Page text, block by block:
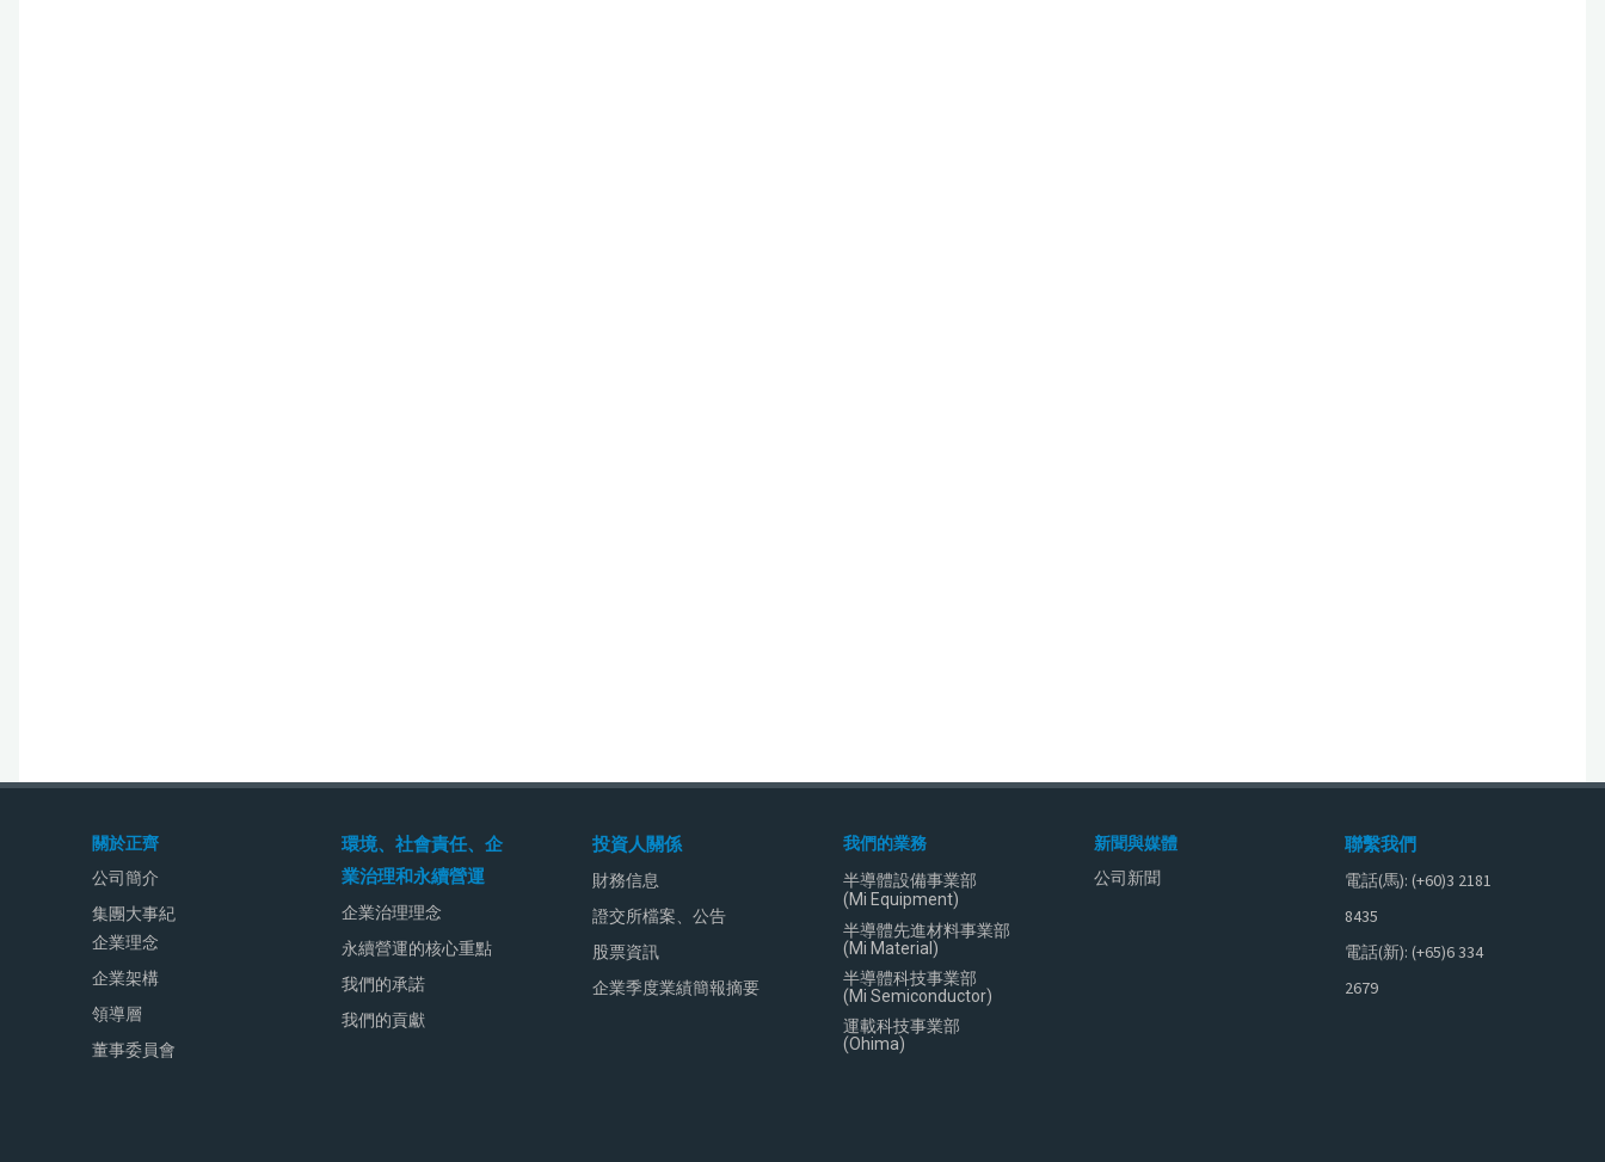
關於正齊
公司簡介
集團大事紀
企業理念
企業架構
領導層
董事委員會
環境、社會責任、企
業治理和永續營運
企業治理理念
永續營運的核心重點
我們的承諾
我們的貢獻
投資人關係
財務信息
證交所檔案、公告
股票資訊
企業季度業績簡報摘要
我們的業務
半導體設備事業部
(Mi Equipment)
半導體先進材料事業部
(Mi Material)
半導體科技事業部
(Mi Semiconductor)
運載科技事業部
(Ohima)
新聞與媒體
公司新聞
聯繫我們
電話(馬): (+60)3 2181
8435
電話(新): (+65)6 334
2679